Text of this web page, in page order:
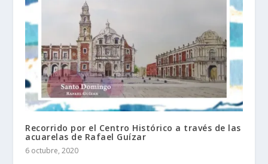
Recorrido por el Centro Histórico a través de las
acuarelas de Rafael Guízar
6 octubre, 2020